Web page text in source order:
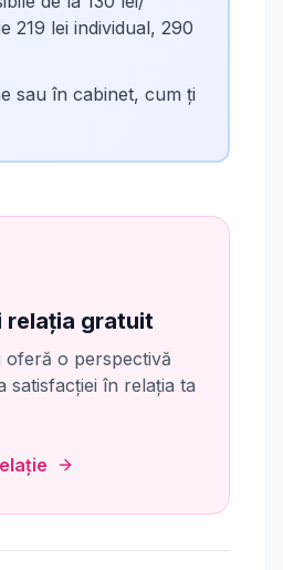
219 lei individual, 290
sau în cabinet, cum ți
relația gratuit
oferă o perspectivă
satisfacției în relația ta